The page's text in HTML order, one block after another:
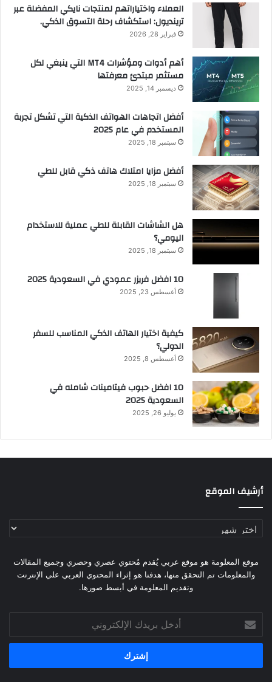
العملاء واختياراتهم لمنتجات نايكي المفضلة عبر
ترينديول: استكشاف رحلة التسوق الذكي.
فبراير 28, 2026
أهم أدوات ومؤشرات MT4 التي ينبغي لكل
مستثمر مبتدئ معرفتها
ديسمبر 14, 2025
أفضل اتجاهات الهواتف الذكية التي تشكل تجربة
المستخدم في عام 2025
سبتمبر 18, 2025
أفضل مزايا امتلاك هاتف ذكي قابل للطي
سبتمبر 18, 2025
هل الشاشات القابلة للطي عملية للاستخدام
اليومي؟
سبتمبر 18, 2025
10 افضل فريزر عمودي​ في السعودية​ 2025
أغسطس 23, 2025
كيفية اختيار الهاتف الذكي المناسب للسفر
الدولي؟
أغسطس 8, 2025
10 افضل حبوب فيتامينات شامله​ في
السعودية 2025
يوليو 26, 2025
أرشيف الموقع
أرشيف
موقع المعلومة هو موقع عربي يُقدم مُحتوي عصري وحصري وجميع المقالات
والمعلومات تم التحقق منها، هدفنا هو إثراء المحتوي العربي علي الإنترنت
وتقديم المعلومة في أبسط صورها.
بريدك
الإلكتروني